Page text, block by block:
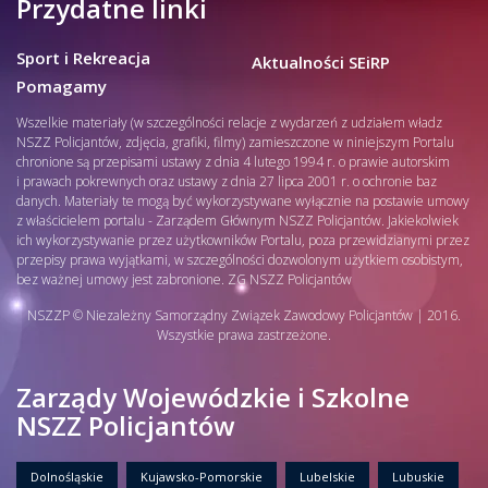
Przydatne linki
Sport i Rekreacja
Pomagamy
Aktualności SEiRP
Wszelkie materiały (w szczególności relacje z wydarzeń z udziałem władz
NSZZ Policjantów, zdjęcia, grafiki, filmy) zamieszczone w niniejszym Portalu
chronione są przepisami ustawy z dnia 4 lutego 1994 r. o prawie autorskim
i prawach pokrewnych oraz ustawy z dnia 27 lipca 2001 r. o ochronie baz
danych. Materiały te mogą być wykorzystywane wyłącznie na postawie umowy
z właścicielem portalu - Zarządem Głównym NSZZ Policjantów. Jakiekolwiek
ich wykorzystywanie przez użytkowników Portalu, poza przewidzianymi przez
przepisy prawa wyjątkami, w szczególności dozwolonym użytkiem osobistym,
bez ważnej umowy jest zabronione. ZG NSZZ Policjantów
NSZZP © Niezależny Samorządny Związek Zawodowy Policjantów | 2016.
Wszystkie prawa zastrzeżone.
Zarządy Wojewódzkie i Szkolne
NSZZ Policjantów
Dolnośląskie Kujawsko-Pomorskie Lubelskie Lubuskie